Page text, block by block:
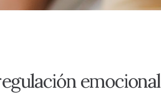
emocional